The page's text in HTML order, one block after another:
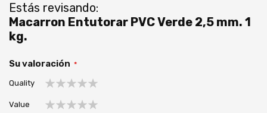
Estás revisando:
Macarron Entutorar PVC Verde 2,5 mm. 1
kg.
Su valoración
Quality
estrella
estrellas
estrellas
estrellas
estrellas
Value